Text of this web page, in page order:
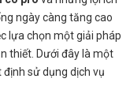
ngày càng tăng cao
lựa chọn một giải pháp
thiết. Dưới đây là một
sử dụng dịch vụ